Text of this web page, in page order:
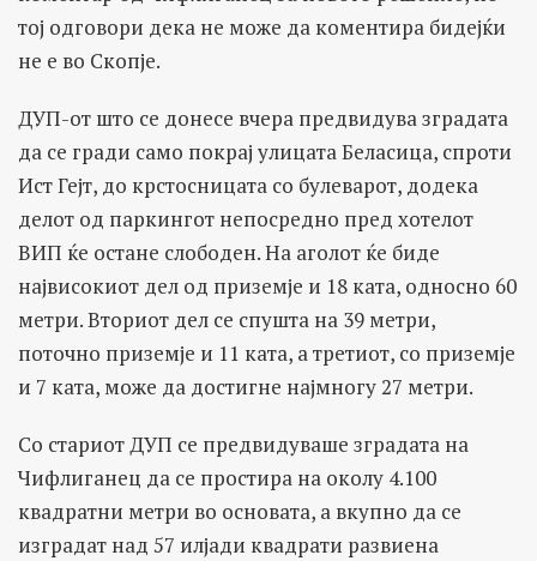
тој одговори дека не може да коментира бидејќи
не е во Скопје.
ДУП-от што се донесе вчера предвидува зградата
да се гради само покрај улицата Беласица, спроти
Ист Гејт, до крстосницата со булеварот, додека
делот од паркингот непосредно пред хотелот
ВИП ќе остане слободен. На аголот ќе биде
највисокиот дел од приземје и 18 ката, односно 60
метри. Вториот дел се спушта на 39 метри,
поточно приземје и 11 ката, а третиот, со приземје
и 7 ката, може да достигне најмногу 27 метри.
Со стариот ДУП се предвидуваше зградата на
Чифлиганец да се простира на околу 4.100
квадратни метри во основата, а вкупно да се
изградат над 57 илјади квадрати развиена